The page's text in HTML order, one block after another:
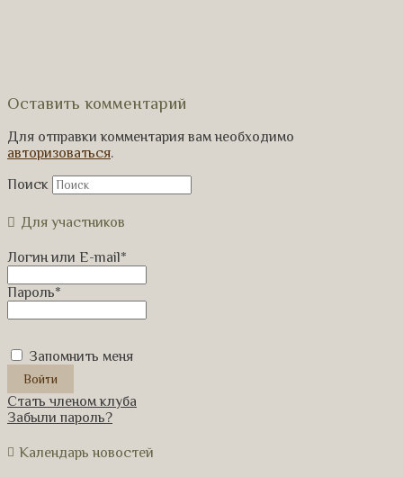
Оставить комментарий
Для отправки комментария вам необходимо
авторизоваться.
Поиск
Для участников
Логин или E-mail*
Пароль*
Запомнить меня
Стать членом клуба
Забыли пароль?
Календарь новостей